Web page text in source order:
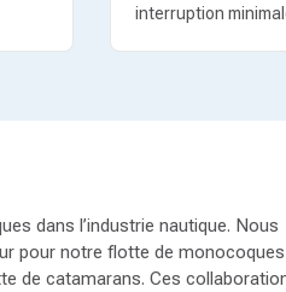
interruption
dans l’industrie nautique. Nous
pour notre flotte de monocoques
de catamarans. Ces